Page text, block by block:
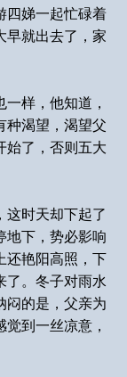
四娣一起忙碌着
早就出去了，家
样，他知道，
种渴望，渴望父
始了，否则五大
这时天却下起了
地下，势必影响
还艳阳高照，下
了。冬子对雨水
闷的是，父亲为
到一丝凉意，